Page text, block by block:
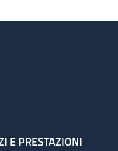
E PRESTAZIONI